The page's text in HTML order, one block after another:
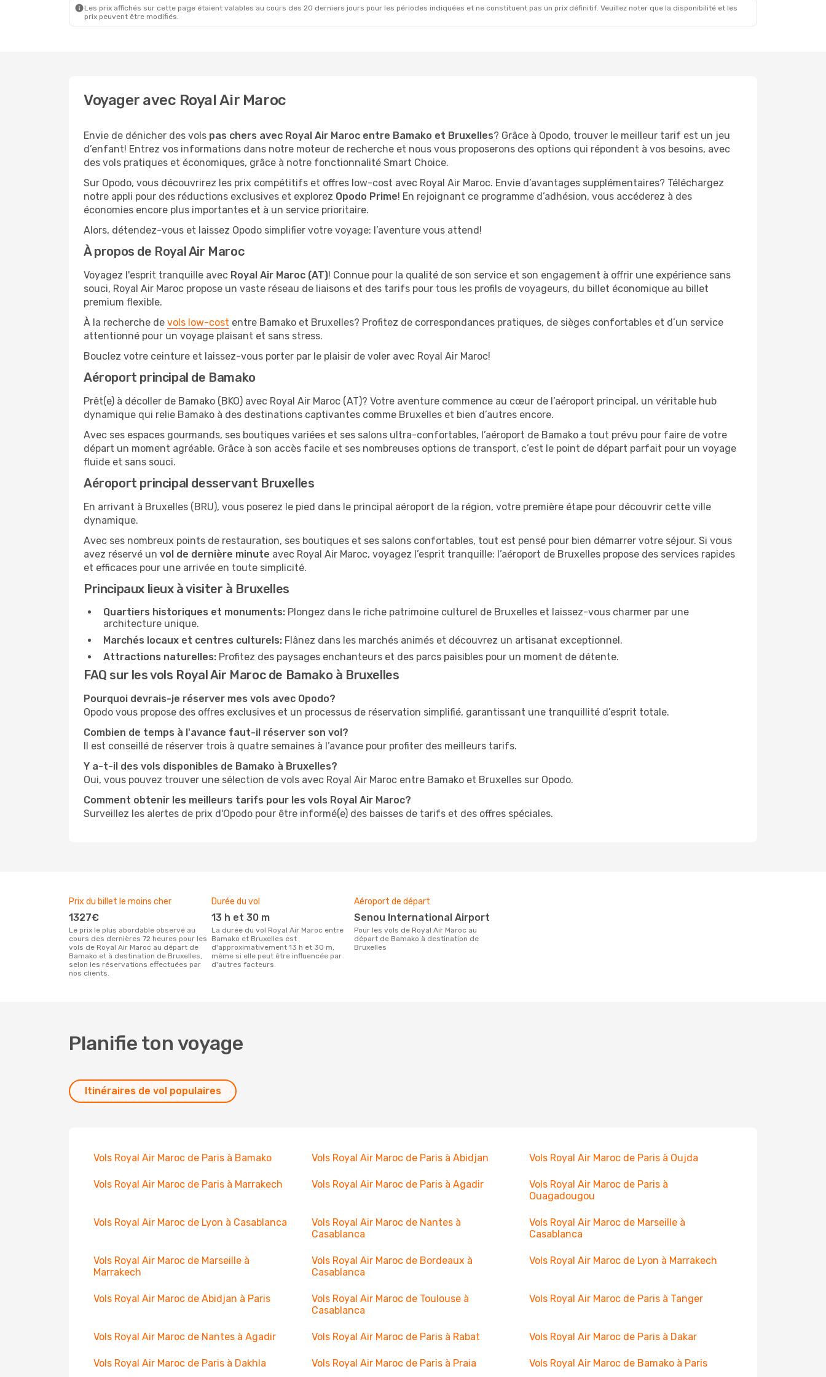
Les prix affichés sur cette page étaient valables au cours des 20 derniers jours pour les périodes indiquées et ne constituent pas un prix définitif. Veuillez noter que la disponibilité et les
prix peuvent être modifiés.
Voyager avec Royal Air Maroc
Envie de dénicher des vols pas chers avec Royal Air Maroc entre Bamako et Bruxelles? Grâce à Opodo, trouver le meilleur tarif est un jeu
d’enfant! Entrez vos informations dans notre moteur de recherche et nous vous proposerons des options qui répondent à vos besoins, avec
des vols pratiques et économiques, grâce à notre fonctionnalité Smart Choice.
Sur Opodo, vous découvrirez les prix compétitifs et offres low-cost avec Royal Air Maroc. Envie d’avantages supplémentaires? Téléchargez
notre appli pour des réductions exclusives et explorez Opodo Prime! En rejoignant ce programme d’adhésion, vous accéderez à des
économies encore plus importantes et à un service prioritaire.
Alors, détendez-vous et laissez Opodo simplifier votre voyage: l’aventure vous attend!
À propos de Royal Air Maroc
Voyagez l'esprit tranquille avec Royal Air Maroc (AT)! Connue pour la qualité de son service et son engagement à offrir une expérience sans
souci, Royal Air Maroc propose un vaste réseau de liaisons et des tarifs pour tous les profils de voyageurs, du billet économique au billet
premium flexible.
À la recherche de vols low-cost entre Bamako et Bruxelles? Profitez de correspondances pratiques, de sièges confortables et d’un service
attentionné pour un voyage plaisant et sans stress.
Bouclez votre ceinture et laissez-vous porter par le plaisir de voler avec Royal Air Maroc!
Aéroport principal de Bamako
Prêt(e) à décoller de Bamako (BKO) avec Royal Air Maroc (AT)? Votre aventure commence au cœur de l’aéroport principal, un véritable hub
dynamique qui relie Bamako à des destinations captivantes comme Bruxelles et bien d’autres encore.
Avec ses espaces gourmands, ses boutiques variées et ses salons ultra-confortables, l’aéroport de Bamako a tout prévu pour faire de votre
départ un moment agréable. Grâce à son accès facile et ses nombreuses options de transport, c’est le point de départ parfait pour un voyage
fluide et sans souci.
Aéroport principal desservant Bruxelles
En arrivant à Bruxelles (BRU), vous poserez le pied dans le principal aéroport de la région, votre première étape pour découvrir cette ville
dynamique.
Avec ses nombreux points de restauration, ses boutiques et ses salons confortables, tout est pensé pour bien démarrer votre séjour. Si vous
avez réservé un vol de dernière minute avec Royal Air Maroc, voyagez l’esprit tranquille: l’aéroport de Bruxelles propose des services rapides
et efficaces pour une arrivée en toute simplicité.
Principaux lieux à visiter à Bruxelles
Quartiers historiques et monuments: Plongez dans le riche patrimoine culturel de Bruxelles et laissez-vous charmer par une
architecture unique.
Marchés locaux et centres culturels: Flânez dans les marchés animés et découvrez un artisanat exceptionnel.
Attractions naturelles: Profitez des paysages enchanteurs et des parcs paisibles pour un moment de détente.
FAQ sur les vols Royal Air Maroc de Bamako à Bruxelles
Pourquoi devrais-je réserver mes vols avec Opodo?
Opodo vous propose des offres exclusives et un processus de réservation simplifié, garantissant une tranquillité d’esprit totale.
Combien de temps à l'avance faut-il réserver son vol?
Il est conseillé de réserver trois à quatre semaines à l’avance pour profiter des meilleurs tarifs.
Y a-t-il des vols disponibles de Bamako à Bruxelles?
Oui, vous pouvez trouver une sélection de vols avec Royal Air Maroc entre Bamako et Bruxelles sur Opodo.
Comment obtenir les meilleurs tarifs pour les vols Royal Air Maroc?
Surveillez les alertes de prix d'Opodo pour être informé(e) des baisses de tarifs et des offres spéciales.
Prix du billet le moins cher
1327€
Le prix le plus abordable observé au
cours des dernières 72 heures pour les
vols de Royal Air Maroc au départ de
Bamako et à destination de Bruxelles,
selon les réservations effectuées par
nos clients.
Durée du vol
13 h et 30 m
La durée du vol Royal Air Maroc entre
Bamako et Bruxelles est
d'approximativement 13 h et 30 m,
même si elle peut être influencée par
d'autres facteurs.
Aéroport de départ
Senou International Airport
Pour les vols de Royal Air Maroc au
départ de Bamako à destination de
Bruxelles
Planifie ton voyage
Itinéraires de vol populaires
Vols Royal Air Maroc de Paris à Bamako Vols Royal Air Maroc de Paris à Abidjan Vols Royal Air Maroc de Paris à Oujda
Vols Royal Air Maroc de Paris à Marrakech Vols Royal Air Maroc de Paris à Agadir
Vols Royal Air Maroc de Paris à
Ouagadougou
Vols Royal Air Maroc de Lyon à Casablanca
Vols Royal Air Maroc de Nantes à
Casablanca
Vols Royal Air Maroc de Marseille à
Casablanca
Vols Royal Air Maroc de Marseille à
Marrakech
Vols Royal Air Maroc de Bordeaux à
Casablanca
Vols Royal Air Maroc de Lyon à Marrakech
Vols Royal Air Maroc de Abidjan à Paris
Vols Royal Air Maroc de Toulouse à
Casablanca
Vols Royal Air Maroc de Paris à Tanger
Vols Royal Air Maroc de Nantes à Agadir Vols Royal Air Maroc de Paris à Rabat Vols Royal Air Maroc de Paris à Dakar
Vols Royal Air Maroc de Paris à Dakhla Vols Royal Air Maroc de Paris à Praia Vols Royal Air Maroc de Bamako à Paris